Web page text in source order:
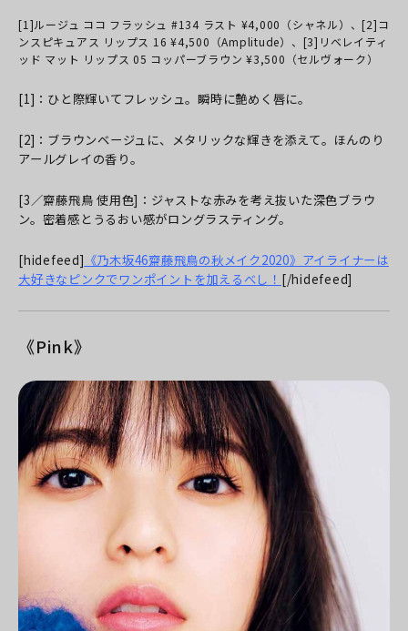
[1]ルージュ ココ フラッシュ #134 ラスト ¥4,000（シャネル）、[2]コ
ンスピキュアス リップス 16 ¥4,500（Amplitude）、[3]リベレイティ
ッド マット リップス 05 コッパーブラウン ¥3,500（セルヴォーク）
[1]：ひと際輝いてフレッシュ。瞬時に艶めく唇に。
[2]：ブラウンベージュに、メタリックな輝きを添えて。ほんのり
アールグレイの香り。
[3／齋藤飛鳥 使用色]：ジャストな赤みを考え抜いた深色ブラウ
ン。密着感とうるおい感がロングラスティング。
[hidefeed] 《乃木坂46齋藤飛鳥の秋メイク2020》アイライナーは
大好きなピンクでワンポイントを加えるべし！ [/hidefeed]
《Pink》